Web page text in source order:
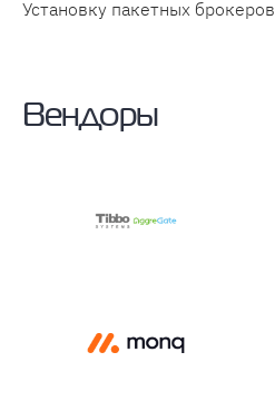
Установку пакетных брокеров
Вендоры